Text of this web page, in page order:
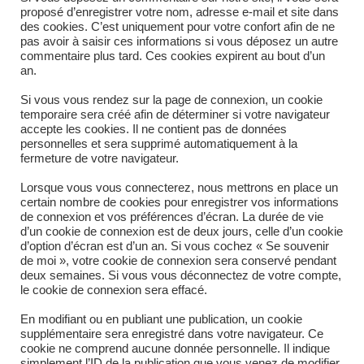
standard évolutive sur demande- Sortie en
Ø102mm, Ø160mm ou Ø220mm gerbable
COMMENTAIRES FERMÉSSUR
POUR
QUAD
/
proposé d’enregistrer votre nom, adresse e-mail et site dans
des cookies. C’est uniquement pour votre confort afin de ne
pas avoir à saisir ces informations si vous déposez un autre
commentaire plus tard. Ces cookies expirent au bout d’un
an.
Si vous vous rendez sur la page de connexion, un cookie
temporaire sera créé afin de déterminer si votre navigateur
accepte les cookies. Il ne contient pas de données
personnelles et sera supprimé automatiquement à la
fermeture de votre navigateur.
Lorsque vous vous connecterez, nous mettrons en place un
certain nombre de cookies pour enregistrer vos informations
de connexion et vos préférences d’écran. La durée de vie
d’un cookie de connexion est de deux jours, celle d’un cookie
d’option d’écran est d’un an. Si vous cochez « Se souvenir
de moi », votre cookie de connexion sera conservé pendant
deux semaines. Si vous vous déconnectez de votre compte,
le cookie de connexion sera effacé.
En modifiant ou en publiant une publication, un cookie
supplémentaire sera enregistré dans votre navigateur. Ce
cookie ne comprend aucune donnée personnelle. Il indique